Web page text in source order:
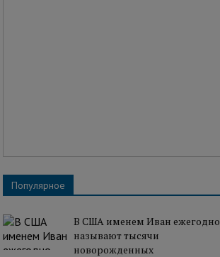
Популярное
В США именем Иван ежегодно
называют тысячи
новорожденных